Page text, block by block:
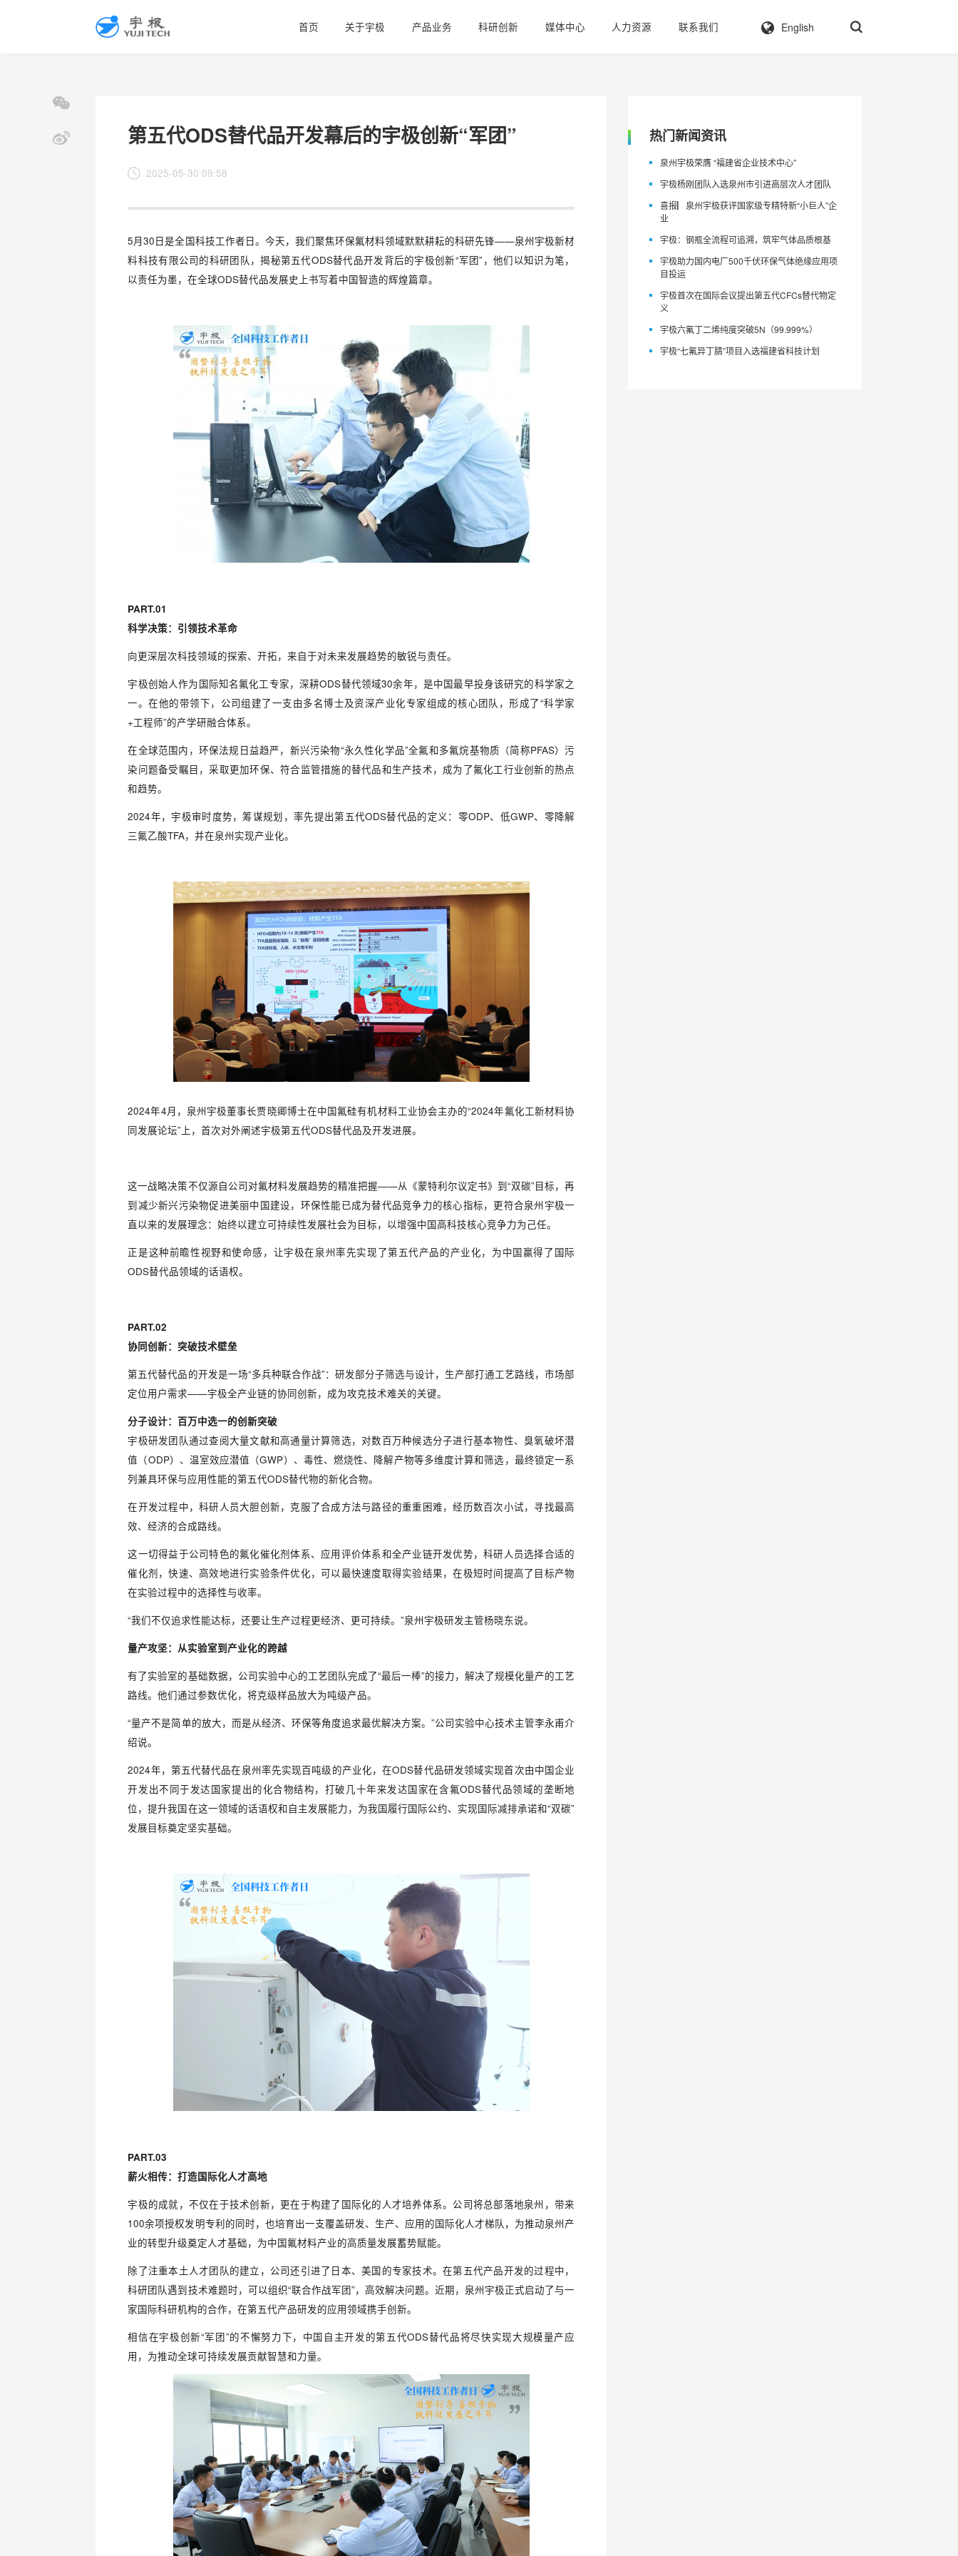
首页 关于宇极 产品业务 科研创新 媒体中心 人力资源 联系我们 English
第五代ODS替代品开发幕后的宇极创新“军团”
2025-05-30 09:58
5月30日是全国科技工作者日。今天，我们聚焦环保氟材料领域默默耕耘的科研先锋——泉州宇极新材
料科技有限公司的科研团队，揭秘第五代ODS替代品开发背后的宇极创新“军团”，他们以知识为笔，
以责任为墨，在全球ODS替代品发展史上书写着中国智造的辉煌篇章。
PART.01
科学决策：引领技术革命
向更深层次科技领域的探索、开拓，来自于对未来发展趋势的敏锐与责任。
宇极创始人作为国际知名氟化工专家，深耕ODS替代领域30余年，是中国最早投身该研究的科学家之
一。在他的带领下，公司组建了一支由多名博士及资深产业化专家组成的核心团队，形成了“科学家
+工程师”的产学研融合体系。
在全球范围内，环保法规日益趋严，新兴污染物“永久性化学品”全氟和多氟烷基物质（简称PFAS）污
染问题备受瞩目，采取更加环保、符合监管措施的替代品和生产技术，成为了氟化工行业创新的热点
和趋势。
2024年，宇极审时度势，筹谋规划，率先提出第五代ODS替代品的定义：零ODP、低GWP、零降解
三氟乙酸TFA，并在泉州实现产业化。
2024年4月，泉州宇极董事长贾晓卿博士在中国氟硅有机材料工业协会主办的“2024年氟化工新材料协
同发展论坛”上，首次对外阐述宇极第五代ODS替代品及开发进展。
这一战略决策不仅源自公司对氟材料发展趋势的精准把握——从《蒙特利尔议定书》到“双碳”目标，再
到减少新兴污染物促进美丽中国建设，环保性能已成为替代品竞争力的核心指标，更符合泉州宇极一
直以来的发展理念：始终以建立可持续性发展社会为目标，以增强中国高科技核心竞争力为己任。
正是这种前瞻性视野和使命感，让宇极在泉州率先实现了第五代产品的产业化，为中国赢得了国际
ODS替代品领域的话语权。
PART.02
协同创新：突破技术壁垒
第五代替代品的开发是一场“多兵种联合作战”：研发部分子筛选与设计，生产部打通工艺路线，市场部
定位用户需求——宇极全产业链的协同创新，成为攻克技术难关的关键。
分子设计：百万中选一的创新突破
宇极研发团队通过查阅大量文献和高通量计算筛选，对数百万种候选分子进行基本物性、臭氧破坏潜
值（ODP）、温室效应潜值（GWP）、毒性、燃烧性、降解产物等多维度计算和筛选，最终锁定一系
列兼具环保与应用性能的第五代ODS替代物的新化合物。
在开发过程中，科研人员大胆创新，克服了合成方法与路径的重重困难，经历数百次小试，寻找最高
效、经济的合成路线。
这一切得益于公司特色的氟化催化剂体系、应用评价体系和全产业链开发优势，科研人员选择合适的
催化剂，快速、高效地进行实验条件优化，可以最快速度取得实验结果，在极短时间提高了目标产物
在实验过程中的选择性与收率。
“我们不仅追求性能达标，还要让生产过程更经济、更可持续。”泉州宇极研发主管杨晓东说。
量产攻坚：从实验室到产业化的跨越
有了实验室的基础数据，公司实验中心的工艺团队完成了“最后一棒”的接力，解决了规模化量产的工艺
路线。他们通过参数优化，将克级样品放大为吨级产品。
“量产不是简单的放大，而是从经济、环保等角度追求最优解决方案。”公司实验中心技术主管李永甫介
绍说。
2024年，第五代替代品在泉州率先实现百吨级的产业化，在ODS替代品研发领域实现首次由中国企业
开发出不同于发达国家提出的化合物结构，打破几十年来发达国家在含氟ODS替代品领域的垄断地
位，提升我国在这一领域的话语权和自主发展能力，为我国履行国际公约、实现国际减排承诺和“双碳”
发展目标奠定坚实基础。
PART.03
薪火相传：打造国际化人才高地
宇极的成就，不仅在于技术创新，更在于构建了国际化的人才培养体系。公司将总部落地泉州，带来
100余项授权发明专利的同时，也培育出一支覆盖研发、生产、应用的国际化人才梯队，为推动泉州产
业的转型升级奠定人才基础，为中国氟材料产业的高质量发展蓄势赋能。
除了注重本土人才团队的建立，公司还引进了日本、美国的专家技术。在第五代产品开发的过程中，
科研团队遇到技术难题时，可以组织“联合作战军团”，高效解决问题。近期，泉州宇极正式启动了与一
家国际科研机构的合作，在第五代产品研发的应用领域携手创新。
相信在宇极创新“军团”的不懈努力下，中国自主开发的第五代ODS替代品将尽快实现大规模量产应
用，为推动全球可持续发展贡献智慧和力量。
热门新闻资讯
泉州宇极荣膺 “福建省企业技术中心”
宇极杨刚团队入选泉州市引进高层次人才团队
喜报▏泉州宇极获评国家级专精特新“小巨人”企
业
宇极：钢瓶全流程可追溯，筑牢气体品质根基
宇极助力国内电厂500千伏环保气体绝缘应用项
目投运
宇极首次在国际会议提出第五代CFCs替代物定
义
宇极六氟丁二烯纯度突破5N（99.999%）
宇极“七氟异丁腈”项目入选福建省科技计划